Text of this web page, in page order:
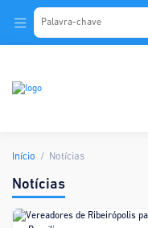
Início Notícias
Notícias